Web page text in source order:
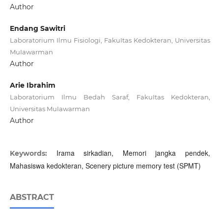
Author
Endang Sawitri
Laboratorium Ilmu Fisiologi, FakuItas Kedokteran, Universitas
MuIawarman
Author
Arie Ibrahim
Laboratorium Ilmu Bedah Saraf, FakuItas Kedokteran,
Universitas MuIawarman
Author
Keywords: Irama sirkadian, Memori jangka pendek,
Mahasiswa kedokteran, Scenery picture memory test (SPMT)
ABSTRACT